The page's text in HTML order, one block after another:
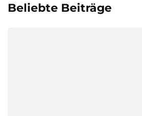
Beliebte Beiträge